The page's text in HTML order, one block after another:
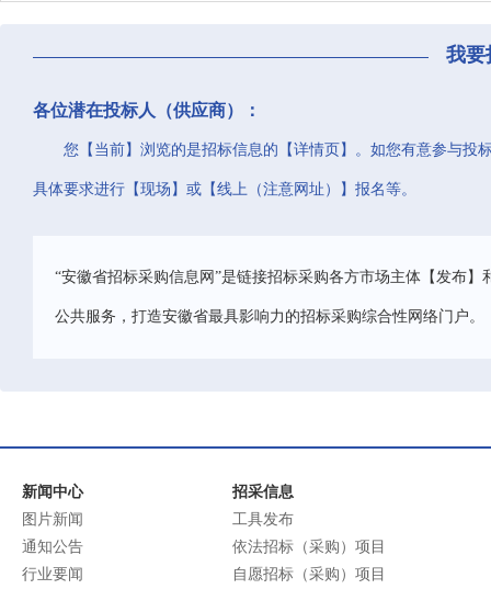
我要
各位潜在投标人（供应商）：
您【当前】浏览的是招标信息的【详情页】。如您有意参与投
具体要求进行【现场】或【线上（注意网址）】报名等。
“安徽省招标采购信息网”是链接招标采购各方市场主体【发布
公共服务，打造安徽省最具影响力的招标采购综合性网络门户。
新闻中心
图片新闻
通知公告
行业要闻
招采信息
工具发布
依法招标（采购）项目
自愿招标（采购）项目